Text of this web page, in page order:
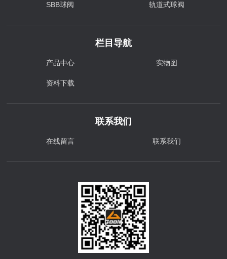
SBB球阀 轨道式球阀
栏目导航
产品中心 实物图
资料下载
联系我们
在线留言 联系我们